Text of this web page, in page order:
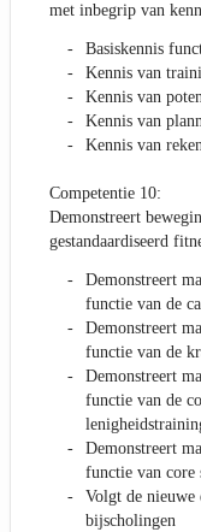
met inbegrip van
Basiskennis
Kennis van
Kennis van
Kennis van
Kennis van
Competentie 10:
Demonstreert
gestandaardiseerd
Demonstreert
functie van de
Demonstreert
functie van de
Demonstreert
functie van de
Demonstreert
functie van
Volgt de nieuwe
bijscholingen